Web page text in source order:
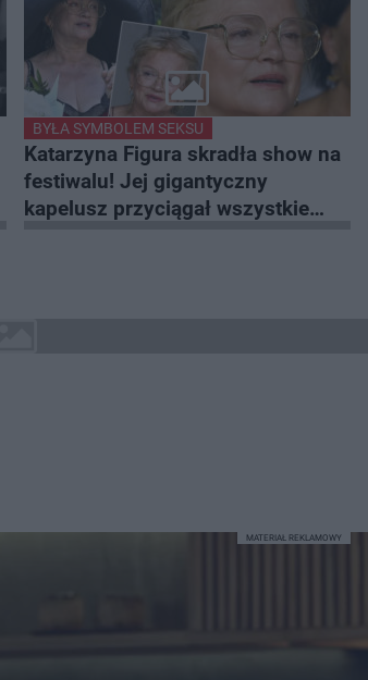
BYŁA SYMBOLEM SEKSU
Katarzyna Figura skradła show na
festiwalu! Jej gigantyczny
kapelusz przyciągał wszystkie
MATERIAŁ REKLAMOWY